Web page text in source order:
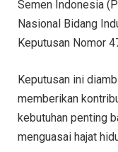
Semen Indonesia
Nasional Bidang
Keputusan Nomor
Keputusan ini
memberikan
kebutuhan penting
menguasai hajat